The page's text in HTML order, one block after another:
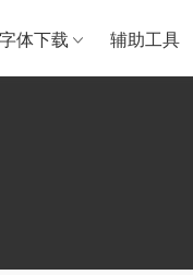
字体下载 辅助工具